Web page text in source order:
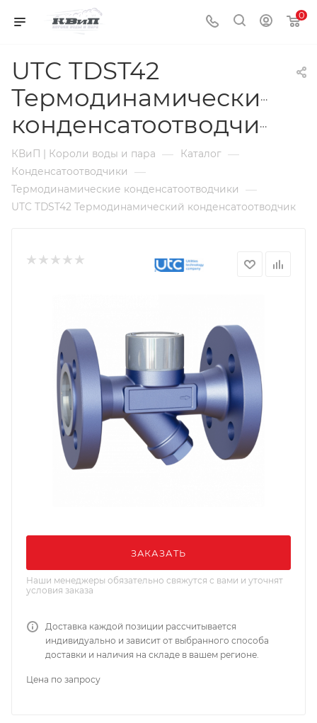
0
UTC TDST42
Термодинамический
конденсатоотводчик
КВиП | Короли воды и пара — Каталог —
Конденсатоотводчики —
Термодинамические конденсатоотводчики —
UTC TDST42 Термодинамический конденсатоотводчик
ЗАКАЗАТЬ
Наши менеджеры обязательно свяжутся с вами и уточнят
условия заказа
Доставка каждой позиции рассчитывается
индивидуально и зависит от выбранного способа
доставки и наличия на складе в вашем регионе.
Цена по запросу